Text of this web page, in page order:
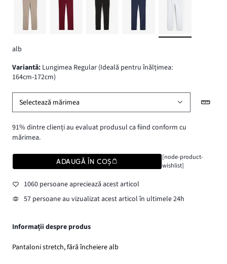
alb
variantă: Lungimea Regular (Ideală pentru înălțimea:
164cm-172cm)
Selectează mărimea
91% dintre clienți au evaluat produsul ca fiind conform cu
mărimea.
ADAUGĂ ÎN COȘ
[node-product-
wishlist]
1060 persoane apreciează acest articol
57 persoane au vizualizat acest articol în ultimele 24h
Informații despre produs
Pantaloni stretch, fără încheiere alb